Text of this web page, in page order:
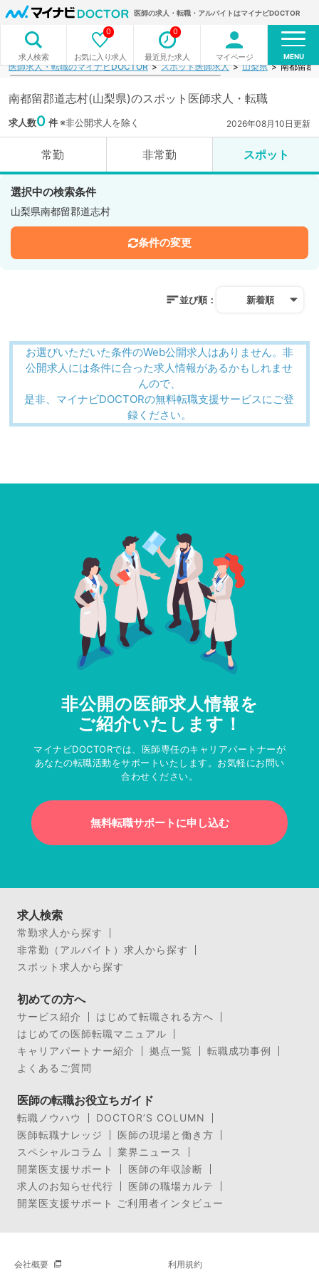
医師の求人・転職・アルバイトはマイナビDOCTOR
求人検索 お気に入り求人
0
最近見た求人
0
マイページ MENU
医師求人・転職のマイナビDOCTOR スポット医師求人 山梨県 南都留郡
南都留郡道志村(山梨県)のスポット医師求人・転職
求人数0 件※非公開求人を除く 2026年08月10日更新
常勤 非常勤 スポット
選択中の検索条件
山梨県南都留郡道志村
条件の変更
並び順： 新着順
お選びいただいた条件のWeb公開求人はありません。非
公開求人には条件に合った求人情報があるかもしれませ
んので、
是非、マイナビDOCTORの無料転職支援サービスにご登
録ください。
非公開の医師求人情報を
ご紹介いたします！
マイナビDOCTORでは、医師専任のキャリアパートナーが
あなたの転職活動をサポートいたします。お気軽にお問い
合わせください。
無料転職サポートに申し込む
求人検索
常勤求人から探す
非常勤（アルバイト）求人から探す
スポット求人から探す
初めての方へ
サービス紹介
はじめて転職される方へ
はじめての医師転職マニュアル
キャリアパートナー紹介
拠点一覧
転職成功事例
よくあるご質問
医師の転職お役立ちガイド
転職ノウハウ
DOCTOR’S COLUMN
医師転職ナレッジ
医師の現場と働き方
スペシャルコラム
業界ニュース
開業医支援サポート
医師の年収診断
求人のお知らせ代行
医師の職場カルテ
開業医支援サポート ご利用者インタビュー
会社概要 利用規約